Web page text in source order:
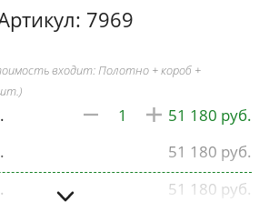
7969
входит: Полотно + короб +
51 180
51 180
51 180